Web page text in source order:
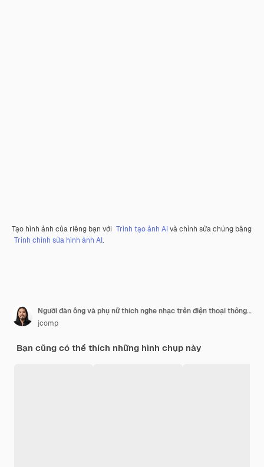
Tạo hình ảnh của riêng bạn với Trình tạo ảnh AIvà chỉnh sửa chúng bằng
Trình chỉnh sửa hình ảnh AI.
Người đàn ông và phụ nữ thích nghe nhạc trên điện thoại thông minh của họ
jcomp
Bạn cũng có thể thích những hình chụp này